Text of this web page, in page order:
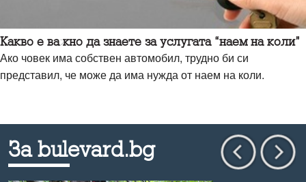
Какво е важно да знаете за услугата “наем на коли”
Ако човек има собствен автомобил, трудно би си
представил, че може да има нужда от наем на коли.
За bulevard.bg